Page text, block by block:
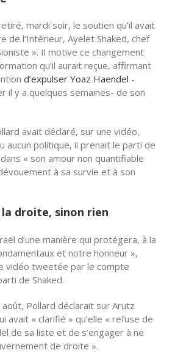
mardi soir, le soutien qu’il avait
de l’Intérieur, Ayelet Shaked, chef
». Il motive ce changement
qu’il aurait reçue, affirmant
d’expulser Yoaz Haendel -
il y a quelques semaines- de son
avait déclaré, sur une vidéo,
aucun politique, il prenait le parti de
« son amour non quantifiable
à sa survie et à son
droite, sinon rien
d’une manière qui protégera, à la
et notre honneur »,
vidéo tweetée par le compte
de Shaked.
Pollard déclarait sur Arutz
avait « clarifié » qu’elle « refuse de
de sa liste et de s’engager à ne
de droite ».